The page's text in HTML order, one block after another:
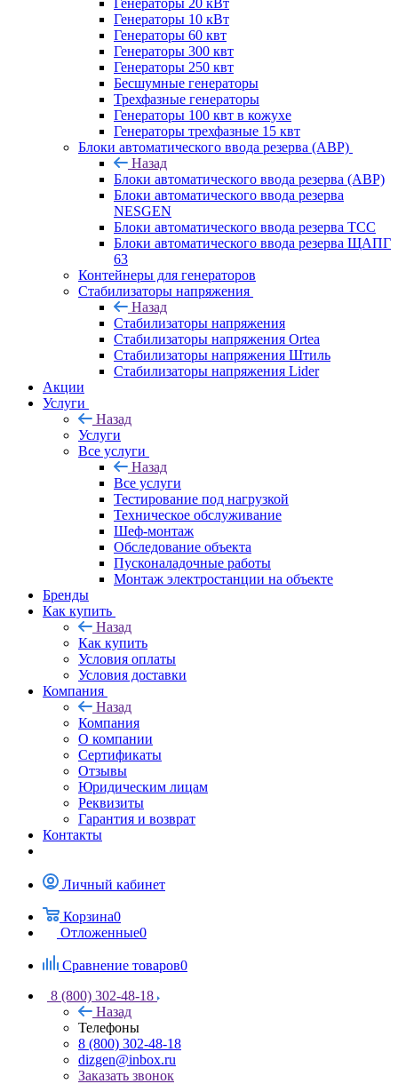
Генераторы 20 кВт
Генераторы 10 кВт
Генераторы 60 квт
Генераторы 300 квт
Генераторы 250 квт
Бесшумные генераторы
Трехфазные генераторы
Генераторы 100 квт в кожухе
Генераторы трехфазные 15 квт
Блоки автоматического ввода резерва (АВР)
Назад
Блоки автоматического ввода резерва (АВР)
Блоки автоматического ввода резерва
NESGEN
Блоки автоматического ввода резерва ТСС
Блоки автоматического ввода резерва ЩАПГ
63
Контейнеры для генераторов
Стабилизаторы напряжения
Назад
Стабилизаторы напряжения
Стабилизаторы напряжения Ortea
Стабилизаторы напряжения Штиль
Стабилизаторы напряжения Lider
Акции
Услуги
Назад
Услуги
Все услуги
Назад
Все услуги
Тестирование под нагрузкой
Техническое обслуживание
Шеф-монтаж
Обследование объекта
Пусконаладочные работы
Монтаж электростанции на объекте
Бренды
Как купить
Назад
Как купить
Условия оплаты
Условия доставки
Компания
Назад
Компания
О компании
Сертификаты
Отзывы
Юридическим лицам
Реквизиты
Гарантия и возврат
Контакты
Личный кабинет
Корзина0
Отложенные0
Сравнение товаров0
8 (800) 302-48-18
Назад
Телефоны
8 (800) 302-48-18
dizgen@inbox.ru
Заказать звонок